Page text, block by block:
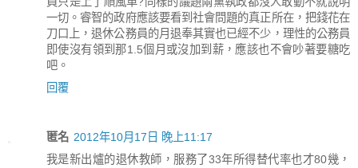
一切。睿智的政府應該要看到社會問題的真正所在，把錢花在
刀口上，退休公務員的月退奉其實也已經不少，理性的公務員
即使沒有領到那1.5個月或沒加到薪，應該也不會吵著要糖吃
吧。
回覆
匿名 2012年10月17日 晚上11:17
我是新出爐的退休教師，服務了33年所得替代率也才80幾，